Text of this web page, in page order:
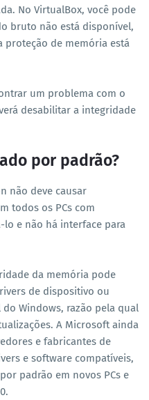
No VirtualBox, você pode
bruto não está disponível,
proteção de memória está
um problema com o
desabilitar a integridade
por padrão?
não deve causar
todos os PCs com
lo e não há interface para
da memória pode
de dispositivo ou
Windows, razão pela qual
A Microsoft ainda
e fabricantes de
e software compatíveis,
padrão em novos PCs e